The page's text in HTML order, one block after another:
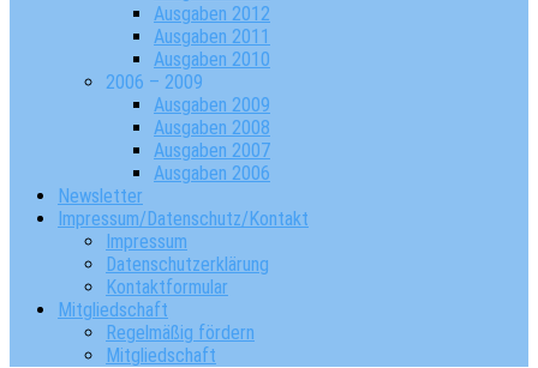
Ausgaben 2012
Ausgaben 2011
Ausgaben 2010
2006 – 2009
Ausgaben 2009
Ausgaben 2008
Ausgaben 2007
Ausgaben 2006
Newsletter
Impressum/Datenschutz/Kontakt
Impressum
Datenschutzerklärung
Kontaktformular
Mitgliedschaft
Regelmäßig fördern
Mitgliedschaft